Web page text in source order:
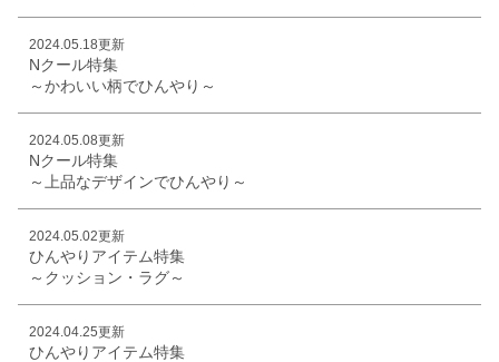
2024.05.18更新
Nクール特集
～かわいい柄でひんやり～
2024.05.08更新
Nクール特集
～上品なデザインでひんやり～
2024.05.02更新
ひんやりアイテム特集
～クッション・ラグ～
2024.04.25更新
ひんやりアイテム特集